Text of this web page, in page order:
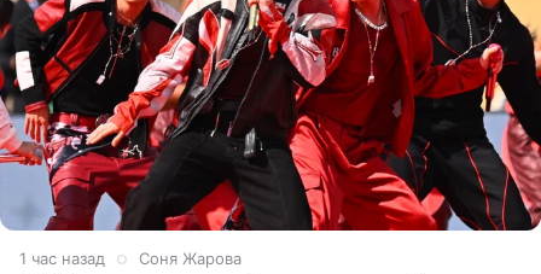
1 час назад Соня Жарова